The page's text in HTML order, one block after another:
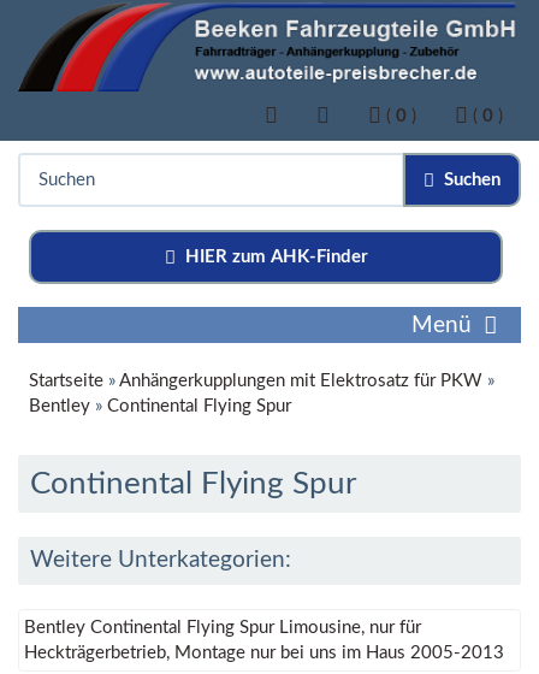
( 0 ) ( 0 )
Suchen
HIER zum AHK-Finder
Menü
Startseite » Anhängerkupplungen mit Elektrosatz für PKW »
Bentley » Continental Flying Spur
Continental Flying Spur
Weitere Unterkategorien:
Bentley Continental Flying Spur Limousine, nur für
Heckträgerbetrieb, Montage nur bei uns im Haus 2005-2013